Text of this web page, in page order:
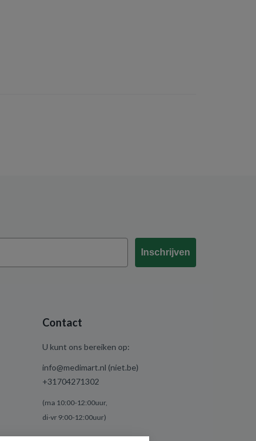
Inschrijven
Contact
U kunt ons bereiken op:
info@medimart.nl (niet.be)
+31704271302
(ma 10:00-12:00uur,
di-vr 9:00-12:00uur)